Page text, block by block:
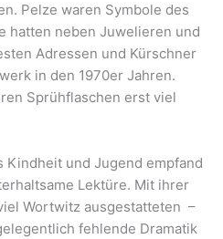
Pelze waren Symbole des
hatten neben Juwelieren und
Adressen und Kürschner
in den 1970er Jahren.
Sprühflaschen erst viel
Kindheit und Jugend empfand
Lektüre. Mit ihrer
Wortwitz ausgestatteten –
fehlende Dramatik